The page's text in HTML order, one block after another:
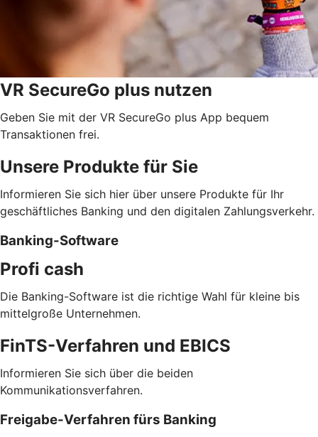
VR SecureGo plus nutzen
Geben Sie mit der VR SecureGo plus App bequem
Transaktionen frei.
Unsere Produkte für Sie
Informieren Sie sich hier über unsere Produkte für Ihr
geschäftliches Banking und den digitalen Zahlungsverkehr.
Banking-Software
Profi cash
Die Banking-Software ist die richtige Wahl für kleine bis
mittelgroße Unternehmen.
FinTS-Verfahren und EBICS
Informieren Sie sich über die beiden
Kommunikationsverfahren.
Freigabe-Verfahren fürs Banking